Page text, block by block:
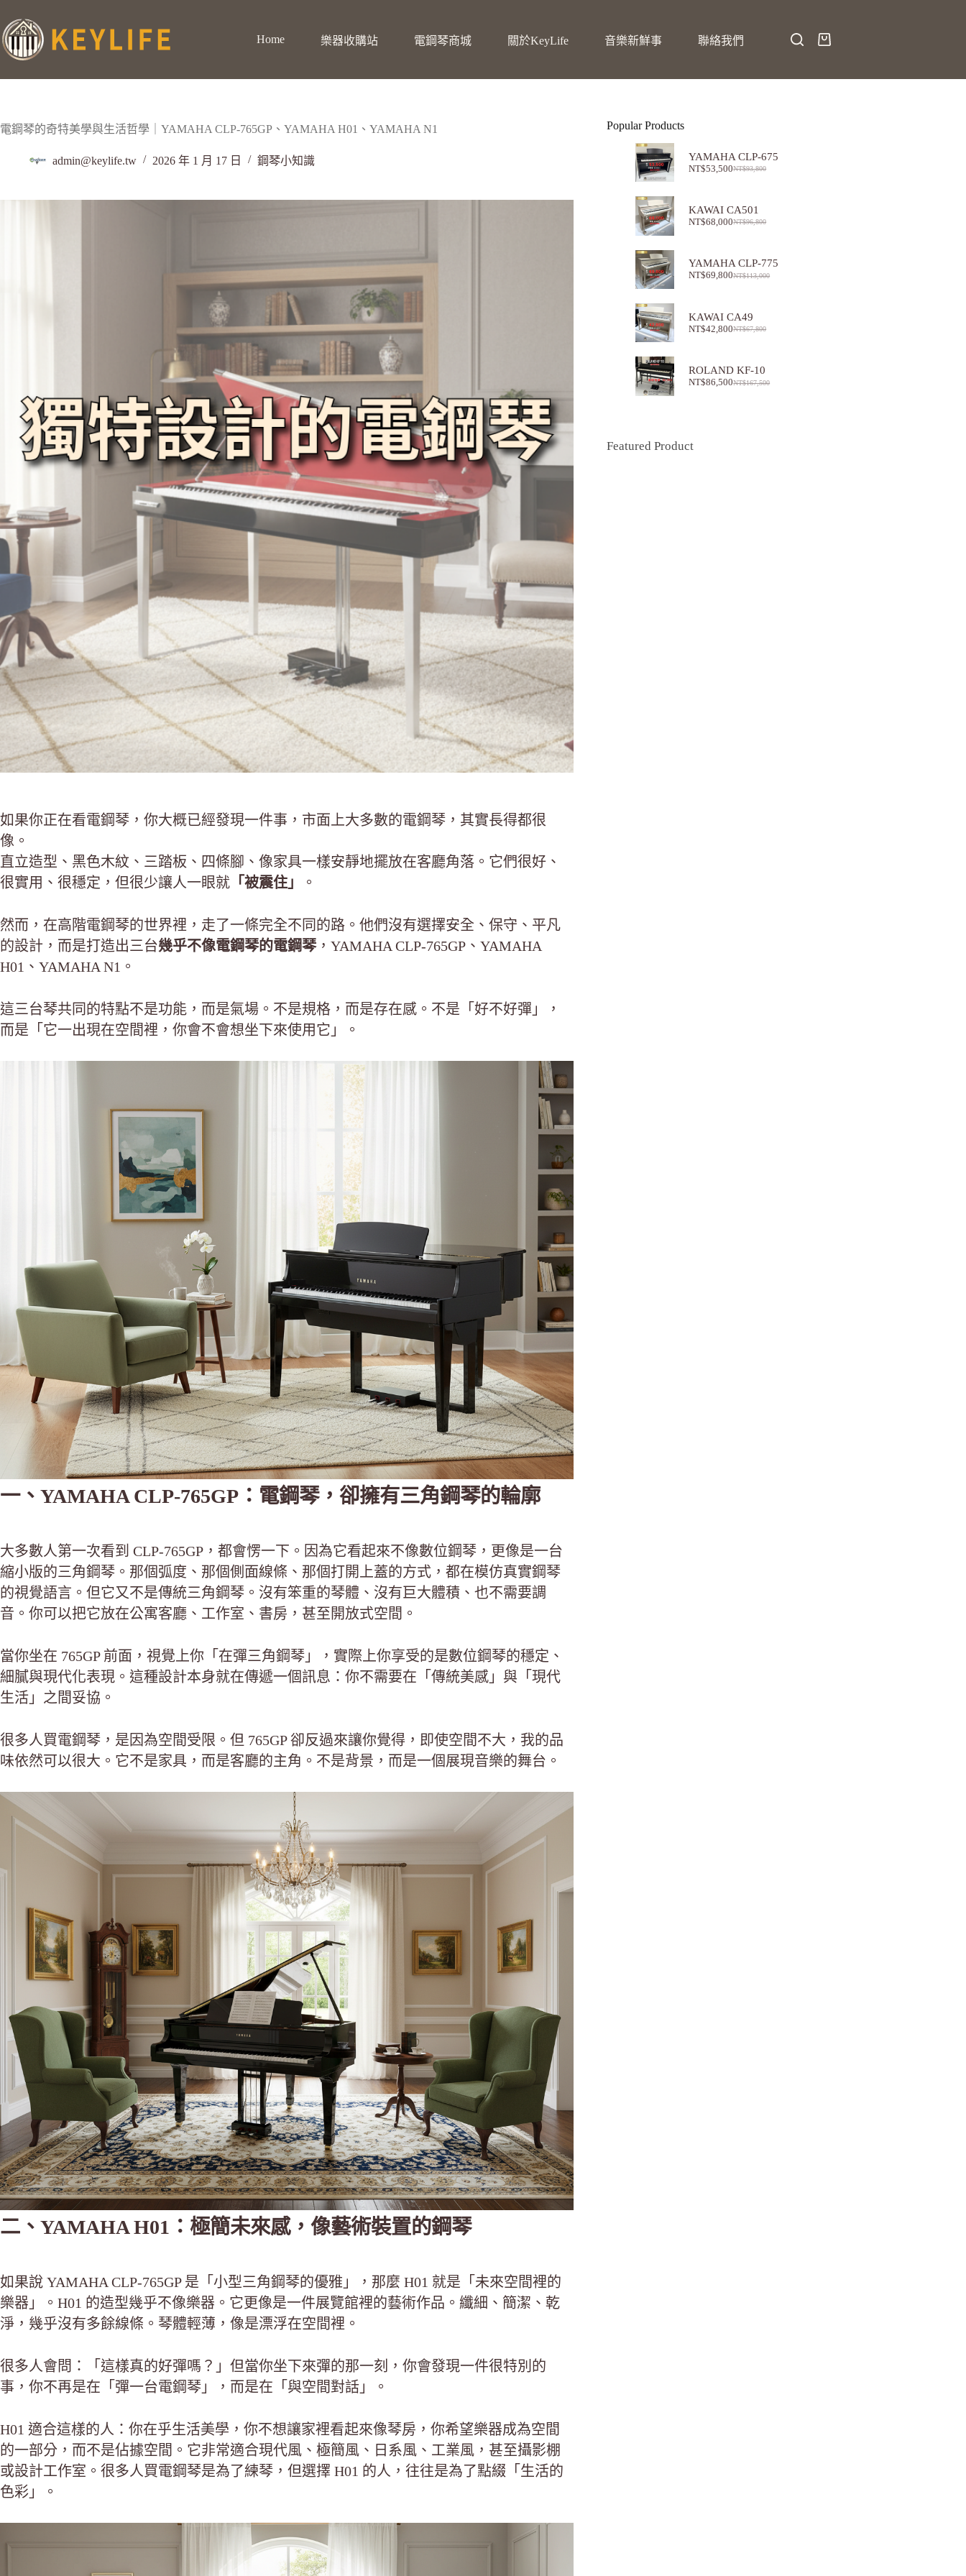
Home 樂器收購站 電鋼琴商城 關於KeyLife 音樂新鮮事 聯絡我們
電鋼琴的奇特美學與生活哲學｜YAMAHA CLP-765GP、YAMAHA H01、YAMAHA N1
admin@keylife.tw 2026 年 1 月 17 日 鋼琴小知識
如果你正在看電鋼琴，你大概已經發現一件事，市面上大多數的電鋼琴，其實長得都很
像。
直立造型、黑色木紋、三踏板、四條腳、像家具一樣安靜地擺放在客廳角落。它們很好、
很實用、很穩定，但很少讓人一眼就 「被震住」 。
然而，在高階電鋼琴的世界裡，走了一條完全不同的路。他們沒有選擇安全、保守、平凡
的設計，而是打造出三台幾乎不像電鋼琴的電鋼琴，YAMAHA CLP-765GP、YAMAHA
H01、YAMAHA N1。
這三台琴共同的特點不是功能，而是氣場。不是規格，而是存在感。不是「好不好彈」，
而是「它一出現在空間裡，你會不會想坐下來使用它」。
一、YAMAHA CLP-765GP：電鋼琴，卻擁有三角鋼琴的輪廓
大多數人第一次看到 CLP-765GP，都會愣一下。因為它看起來不像數位鋼琴，更像是一台
縮小版的三角鋼琴。那個弧度、那個側面線條、那個打開上蓋的方式，都在模仿真實鋼琴
的視覺語言。但它又不是傳統三角鋼琴。沒有笨重的琴體、沒有巨大體積、也不需要調
音。你可以把它放在公寓客廳、工作室、書房，甚至開放式空間。
當你坐在 765GP 前面，視覺上你「在彈三角鋼琴」，實際上你享受的是數位鋼琴的穩定、
細膩與現代化表現。這種設計本身就在傳遞一個訊息：你不需要在「傳統美感」與「現代
生活」之間妥協。
很多人買電鋼琴，是因為空間受限。但 765GP 卻反過來讓你覺得，即使空間不大，我的品
味依然可以很大。它不是家具，而是客廳的主角。不是背景，而是一個展現音樂的舞台。
二、YAMAHA H01：極簡未來感，像藝術裝置的鋼琴
如果說 YAMAHA CLP-765GP 是「小型三角鋼琴的優雅」，那麼 H01 就是「未來空間裡的
樂器」。H01 的造型幾乎不像樂器。它更像是一件展覽館裡的藝術作品。纖細、簡潔、乾
淨，幾乎沒有多餘線條。琴體輕薄，像是漂浮在空間裡。
很多人會問：「這樣真的好彈嗎？」但當你坐下來彈的那一刻，你會發現一件很特別的
事，你不再是在「彈一台電鋼琴」，而是在「與空間對話」。
H01 適合這樣的人：你在乎生活美學，你不想讓家裡看起來像琴房，你希望樂器成為空間
的一部分，而不是佔據空間。它非常適合現代風、極簡風、日系風、工業風，甚至攝影棚
或設計工作室。很多人買電鋼琴是為了練琴，但選擇 H01 的人，往往是為了點綴「生活的
色彩」。
Popular Products
YAMAHA CLP-675
NT$93,800
NT$53,500
KAWAI CA501
NT$96,800
NT$68,000
YAMAHA CLP-775
NT$113,000
NT$69,800
KAWAI CA49
NT$67,800
NT$42,800
ROLAND KF-10
NT$167,500
NT$86,500
Featured Product